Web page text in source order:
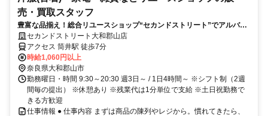
売・買取スタッフ
豊富な品揃え！総合リユースショップ“セカンドストリート”でアルバイ
ト始めませんか
セカンドストリート大和郡山店
アクセス 筒井駅 徒歩7分
時給1,060円以上
奈良県大和郡山市
勤務曜日・時間 9:30～20:30 週3日～ / 1日4時間～ ※シフト制（2週
間毎の提出） ※休憩あり ※残業代は1分単位で支給 ※土日祝勤務で
きる方歓迎
仕事情報 ● 仕事内容 まずは商品の陳列やレジから。慣れてきたら、